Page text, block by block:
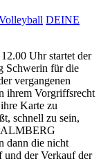
DEINE
Uhr startet der
Schwerin für die
vergangenen
ihrem Vorgriffsrecht
Karte zu
schnell zu sein,
dann die nicht
und der Verkauf der